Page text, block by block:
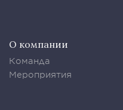
О компании
Команда
Мероприятия